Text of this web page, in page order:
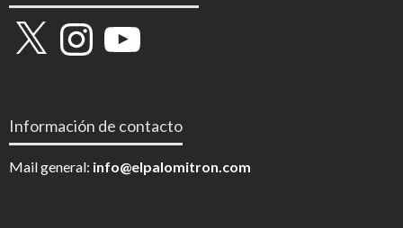
X InstagramYouTube
Información de contacto
Mail general: info@elpalomitron.com